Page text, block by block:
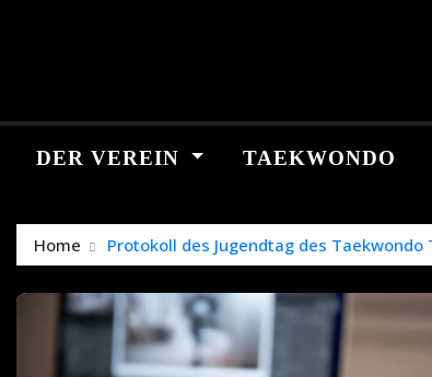
DER VEREIN TAEKWONDO
Home Protokoll des Jugendtag des Taekwondo